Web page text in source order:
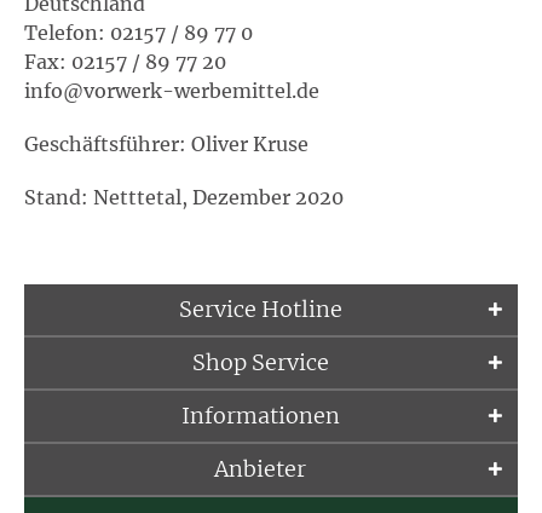
Telefon: 02157 / 89 77 0
Fax: 02157 / 89 77 20
info@vorwerk-werbemittel.de
Geschäftsführer: Oliver Kruse
Stand: Netttetal, Dezember 2020
Service Hotline
Shop Service
Informationen
Anbieter